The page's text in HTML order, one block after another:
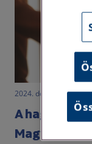
2024. december 12. •
A hagyatéki